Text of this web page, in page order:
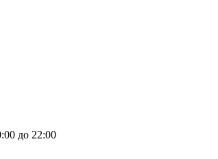
до 22:00